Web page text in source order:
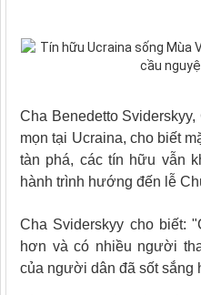
Cha Benedetto
mọn tại Ucraina, cho biết
tàn phá, các tín hữu vẫn
hành trình hướng đến lễ
Cha Sviderskyy cho biết:
hơn và có nhiều người
của người dân đã sốt sắng